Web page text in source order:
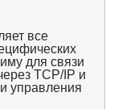
все
для связи
TCP/IP и
управления